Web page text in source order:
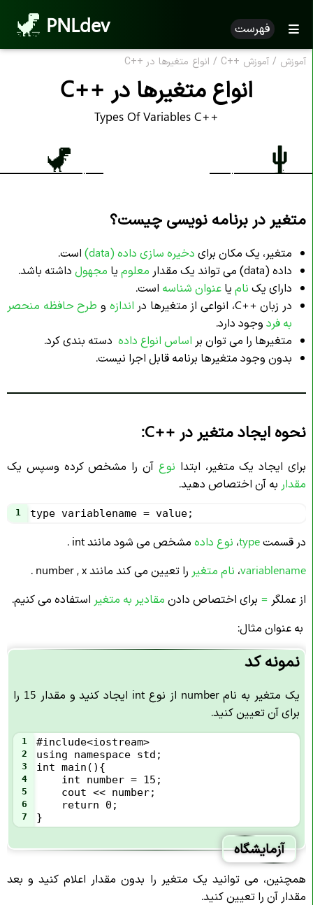
PNLdev فهرست
آموزش / آموزش C++
/ انواع متغیرها در C++
انواع متغیرها در C++
Types Of Variables C++
متغیر در برنامه نویسی چیست؟
متغیر، یک مکان برای دخیره سازی داده(data)
است.
داده (data) می تواند یک مقدار
معلوم یا مجهول داشته باشد.
دارای یک نام یا عنوان شناسه است.
در زبان C++، انواعی از متغیرها در اندازه و طرح حافظه منحصر
به فرد وجود دارد.
متغیرها را می توان بر اساس انواع داده دسته بندی کرد.
بدون وجود متغیرها برنامه قابل اجرا نیست.
نحوه ایجاد متغیر در C++
:
برای ایجاد یک متغیر، ابتدا نوع آن را مشخص کرده وسپس یک
مقدار به آن اختصاص دهید.
1 type variablename = value;
در قسمتtype، نوع داده مشخص می شود مانند int .
variablename، نام متغیر را تعیین می کند مانند number , x .
از عملگر = برای اختصاص دادن مقادیر به متغیر استفاده می کنیم.
به عنوان مثال:
نمونه کد
یک متغیر به نام number از نوع int ایجاد کنید و مقدار 15 را
برای آن تعیین کنید.
1 #include<iostream>
2 using namespace std;
3 int main(){
4 int number = 15;
5
    cout << number;
6
    return 0;
7 }
آزمایشگاه
همچنین، می توانید یک متغیر را بدون مقدار اعلام کنید و بعد
مقدار آن را تعیین کنید.